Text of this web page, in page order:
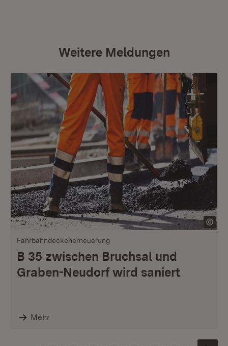
Weitere Meldungen
Fahrbahndeckenerneuerung
B 35 zwischen Bruchsal und
Graben-Neudorf wird saniert
Mehr